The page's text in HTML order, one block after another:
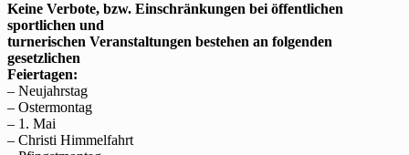
Keine Verbote, bzw. Einschränkungen bei öffentlichen
sportlichen und
turnerischen Veranstaltungen bestehen an folgenden
gesetzlichen
Feiertagen:
– Neujahrstag
– Ostermontag
– 1. Mai
– Christi Himmelfahrt